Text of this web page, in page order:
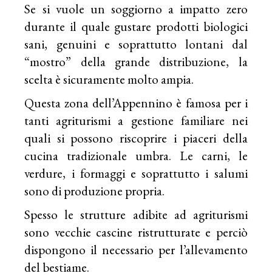
Se si vuole un soggiorno a impatto zero
durante il quale gustare prodotti biologici
sani, genuini e soprattutto lontani dal
“mostro” della grande distribuzione, la
scelta è sicuramente molto ampia.
Questa zona dell’Appennino è famosa per i
tanti agriturismi a gestione familiare nei
quali si possono riscoprire i piaceri della
cucina tradizionale umbra. Le carni, le
verdure, i formaggi e soprattutto i salumi
sono di produzione propria.
Spesso le strutture adibite ad agriturismi
sono vecchie cascine ristrutturate e perciò
dispongono il necessario per l’allevamento
del bestiame.